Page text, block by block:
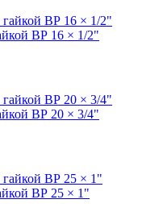
ВР 16 × 1/2"
ВР 20 × 3/4"
ВР 25 × 1"